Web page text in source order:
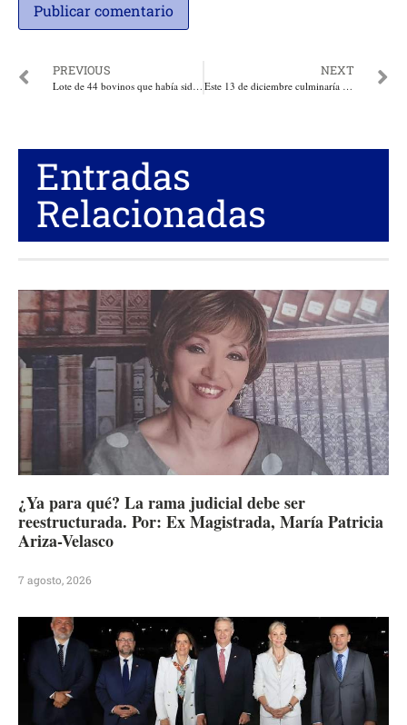
PREVIOUS
Lote de 44 bovinos que había sido hurtado, fue recuperado por la Policía. Esperan por su dueño en la Finca Montevideo zona rural de Magangué, Bolívar
NEXT
Este 13 de diciembre culminaría el ciclo de vacunación para prevenir la fiebre aftosa, ya son 18,9 millones de bovinos inmunizados
Entradas
Relacionadas
¿Ya para qué? La rama judicial debe ser
reestructurada. Por: Ex Magistrada, María Patricia
Ariza-Velasco
7 agosto, 2026